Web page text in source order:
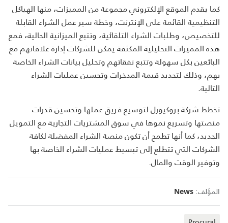
كما يقدم الموقع الإلكتروني مجموعة من المميزات، منها الهياكل
التنظيمية القائمة على الإنترنت، وخطة سير عمل الشراء القابلة
للتخصيص، وطلبات الشراء التلقائية، وتتبع الميزانية الحالية، فمع
هذه المميزات التحليلية المكثفة يمكن للشركات إدارة علاقاتهم مع
البائعين بكل سهولة وتتبع نفقاتهم وتحليل بيانات الشراء الخاصة
بهم، وذلك لتحديد قيمة المدخرات وتحسين عمليات الشراء
التالية.
تخطط شركة بروكيورل لتوسيع فريق عملها وتحسين قدرات
منصتها وتسريع نموها في سوق المشتريات التجارية مع التمويل
الجديد، كما أنها تطمح أن تكون منصة الشراء المفضلة لكافة
الشركات التي تتطلع إلى تبسيط عمليات الشراء الخاصة بها
وتوفير الوقت والمال.
المؤلف: News